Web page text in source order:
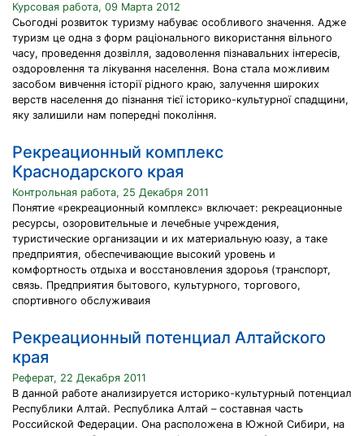
Курсовая работа, 09 Марта 2012
Сьогодні розвиток туризму набуває особливого значення. Адже
туризм це одна з форм раціонального використання вільного
часу, проведення дозвілля, задоволення пізнавальних інтересів,
оздоровлення та лікування населення. Вона стала можливим
засобом вивчення історії рідного краю, залучення широких
верств населення до пізнання тієї історико-культурної спадщини,
яку залишили нам попередні покоління.
Рекреационный комплекс
Краснодарского края
Контрольная работа, 25 Декабря 2011
Понятие «рекреационный комплекс» включает: рекреационные
ресурсы, озоровительные и лечебные учреждения,
туристические организации и их материальную юазу, а таке
предприятия, обеспечивающие высокий уровень и
комфортность отдыха и восстановления здороья (транспорт,
связь. Предприятия бытового, культурного, торгового,
спортивного обслуживаия
Рекреационный потенциал Алтайского
края
Реферат, 22 Декабря 2011
В данной работе анализируется историко-культурный потенциал
Республики Алтай. Республика Алтай – составная часть
Российской Федерации. Она расположена в Южной Сибири, на